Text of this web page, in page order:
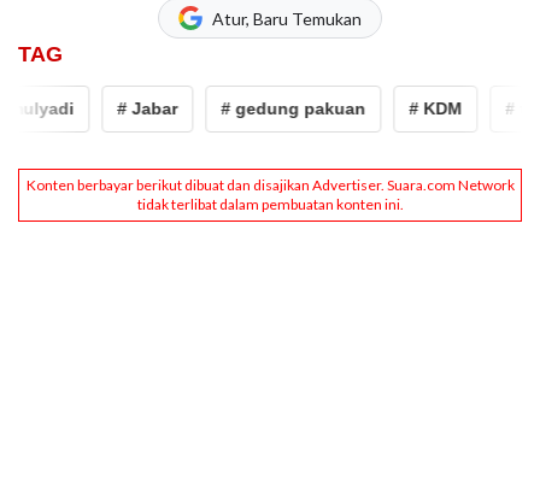
Atur, Baru Temukan
TAG
# Jabar # gedung pakuan # KDM #